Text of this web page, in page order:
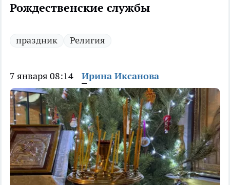
Рождественские службы
праздник Религия
7 января 08:14 Ирина Иксанова